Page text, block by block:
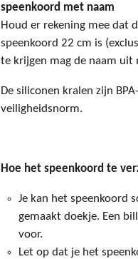
speenkoord met naam
Houd er rekening mee dat
speenkoord 22 cm is
te krijgen mag de naam uit
De siliconen kralen zijn
veiligheidsnorm.
Hoe het speenkoord te
Je kan het speenkoord
gemaakt doekje. Een
voor.
Let op dat je het